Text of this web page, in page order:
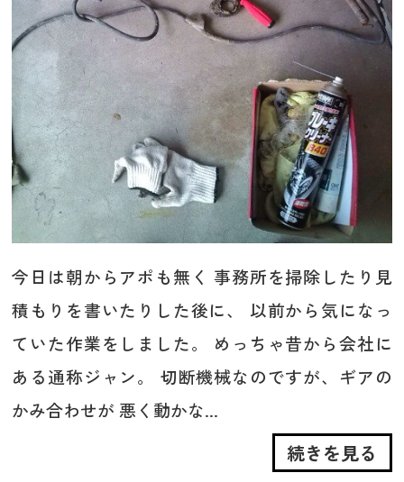
今日は朝からアポも無く 事務所を掃除したり見
積もりを書いたりした後に、 以前から気になっ
ていた作業をしました。 めっちゃ昔から会社に
ある通称ジャン。 切断機械なのですが、ギアの
かみ合わせが 悪く動かな...
続きを見る